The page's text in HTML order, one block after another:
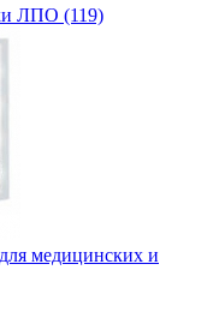
ЛПО (119)
медицинских и